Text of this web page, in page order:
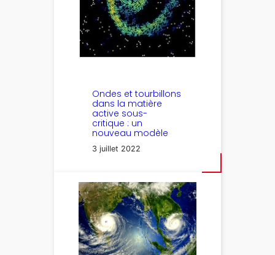
Ondes et tourbillons
dans la matière
active sous-
critique : un
nouveau modèle
3 juillet 2022